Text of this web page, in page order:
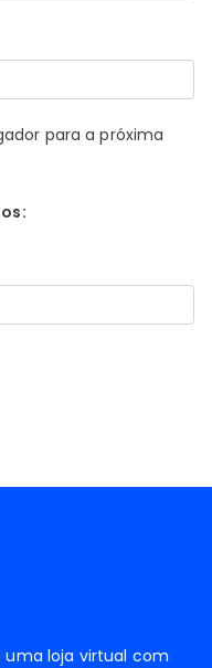
para a próxima
uma loja virtual com